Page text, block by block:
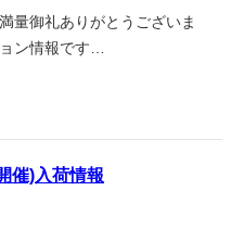
御礼ありがとうございま
ン情報です…
催)入荷情報